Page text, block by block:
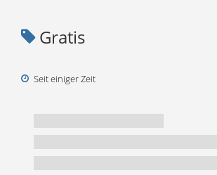
Gratis
Seit einiger Zeit